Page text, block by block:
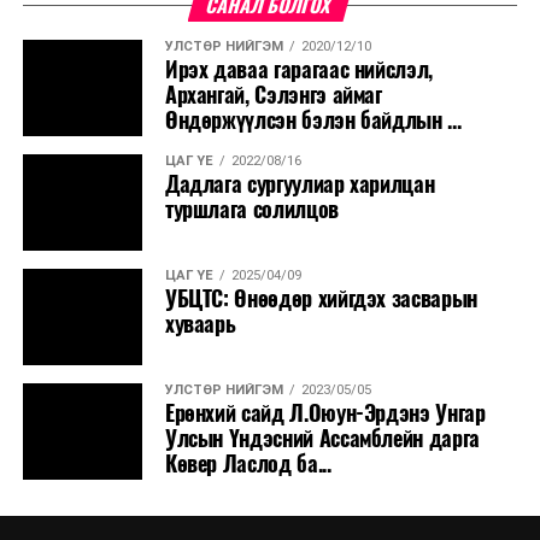
УЛСТӨР НИЙГЭМ 2020/12/10
Ирэх даваа гарагаас нийслэл,
Архангай, Сэлэнгэ аймаг
Өндөржүүлсэн бэлэн байдлын ...
ЦАГ ҮЕ 2022/08/16
Дадлага сургуулиар харилцан
туршлага солилцов
ЦАГ ҮЕ 2025/04/09
УБЦТС: Өнөөдөр хийгдэх засварын
хуваарь
УЛСТӨР НИЙГЭМ 2023/05/05
Ерөнхий сайд Л.Оюун-Эрдэнэ Унгар
Улсын Үндэсний Ассамблейн дарга
Көвер Ласлод ба...